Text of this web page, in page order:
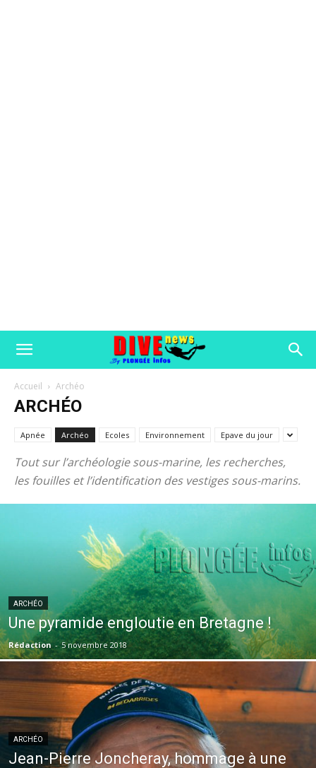
Accueil Archéo
ARCHÉO
Apnée Archéo Ecoles Environnement Epave du jour
Tout sur l’archéologie sous-marine, les recherches,
les fouilles et l’identification des vestiges sous-marins.
ARCHÉO
Une pyramide engloutie en Bretagne !
Rédaction - 5 novembre 2018
ARCHÉO
Jean-Pierre Joncheray, hommage à une